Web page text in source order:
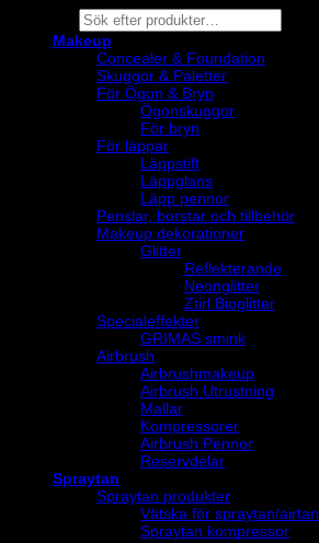
Products
search
Makeup
Concealer & Foundation
Skuggor & Paletter
För Ögon & Bryn
Ögonskuggor
För bryn
För läppar
Läppstift
Läppglans
Läpp pennor
Penslar, borstar och tillbehör
Makeup dekorationer
Glitter
Reflekterande
Neonglitter
Ztirl Bioglitter
Specialeffekter
GRIMAS smink
Airbrush
Airbrushmakeup
Airbrush Utrustning
Mallar
Kompressorer
Airbrush Pennor
Reservdelar
Spraytan
Spraytan produkter
Vätska för spraytan/airtan
Spraytan kompressor